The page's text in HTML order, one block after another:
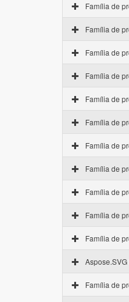
Família de
Família de
Família de
Família de
Família de
Família de
Família de
Família de
Família de
Família de
Família de
Família de